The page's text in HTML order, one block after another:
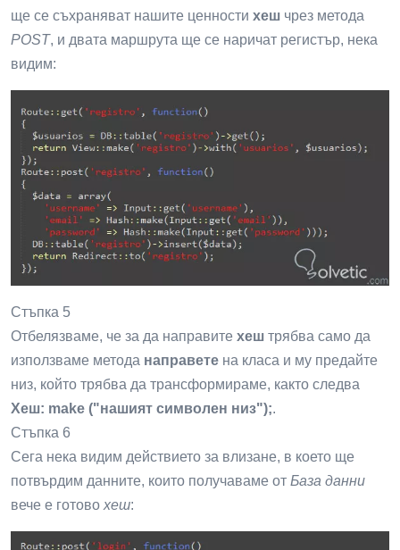
ще се съхраняват нашите ценности хеш чрез метода
POST, и двата маршрута ще се наричат ​​регистър, нека
видим:
Стъпка 5
Отбелязваме, че за да направите хеш трябва само да
използваме метода направете на класа и му предайте
низ, който трябва да трансформираме, както следва
Хеш: make ("нашият символен низ");.
Стъпка 6
Сега нека видим действието за влизане, в което ще
потвърдим данните, които получаваме от База данни
вече е готово хеш: